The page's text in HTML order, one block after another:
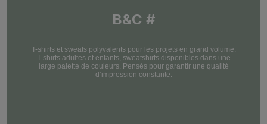
B&C #
T-shirts et sweats polyvalents pour les projets en grand volume.
T-shirts adultes et enfants, sweatshirts disponibles dans une
large palette de couleurs. Pensés pour garantir une qualité
d’impression constante.